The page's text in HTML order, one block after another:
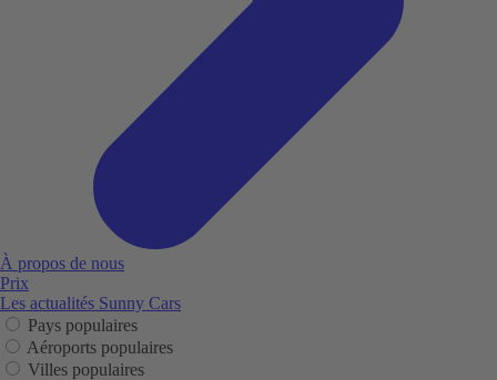
À propos de nous
Prix
Les actualités Sunny Cars
Pays populaires
Aéroports populaires
Villes populaires